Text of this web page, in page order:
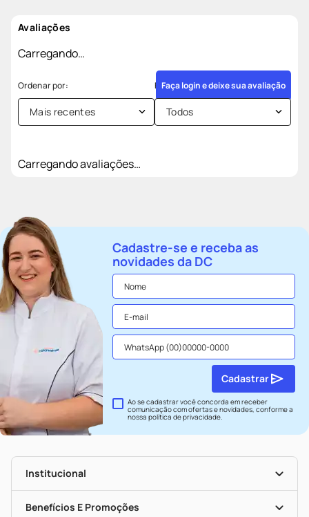
Avaliações
Carregando…
Faça login e deixe sua avaliação
Mais recentes Todos
Carregando avaliações…
Cadastre-se e receba as
novidades da DC
Ao se cadastrar você concorda em receber
comunicação com ofertas e novidades, conforme a
nossapolítica de privacidade.
Cadastrar
Institucional
História
Nossas Lojas
Benefícios E Promoções